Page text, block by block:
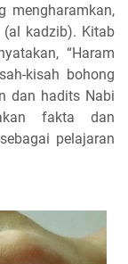
mengharamkan,
(al kadzib). Kitab
“Haram
kisah bohong
dan hadits Nabi
fakta dan
pelajaran